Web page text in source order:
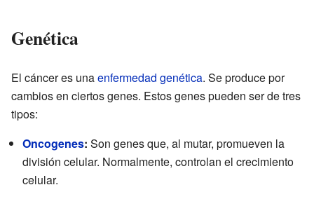
Genética
El cáncer es unaenfermedad genética. Se produce por
cambios en ciertos genes. Estos genes pueden ser de tres
tipos:
Oncogenes: Son genes que, al mutar, promueven la
división celular. Normalmente, controlan el crecimiento
celular.